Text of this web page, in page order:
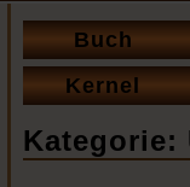
Navigation
überspringen
Buch
Kernel
Kategorie: